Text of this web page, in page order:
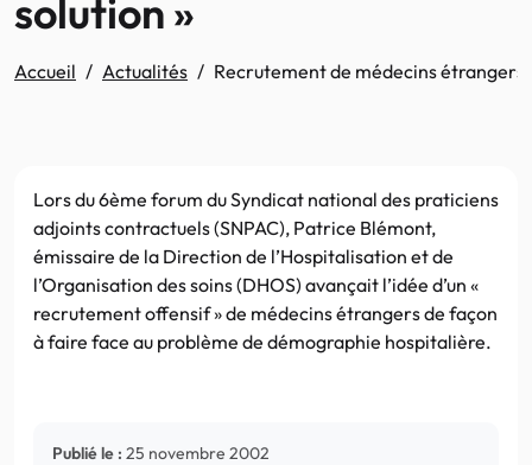
solution »
Accueil Actualités Recrutement de médecins étrangers
Lors du 6ème forum du Syndicat national des praticiens
adjoints contractuels (SNPAC), Patrice Blémont,
émissaire de la Direction de l’Hospitalisation et de
l’Organisation des soins (DHOS) avançait l’idée d’un «
recrutement offensif » de médecins étrangers de façon
à faire face au problème de démographie hospitalière.
Publié le : 25 novembre 2002